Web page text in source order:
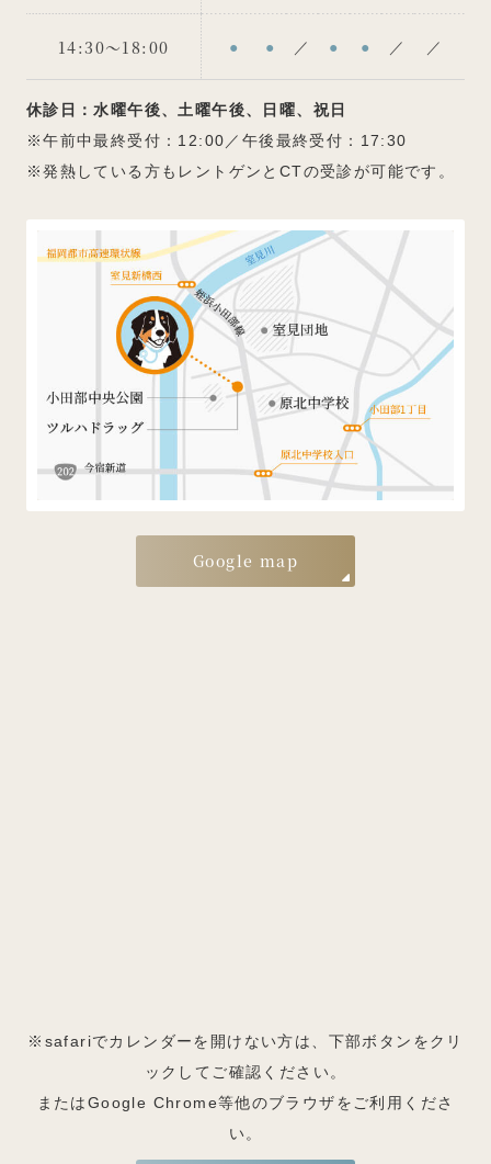
14:30～18:00 ● ● ／ ● ● ／ ／
休診日：水曜午後、土曜午後、日曜、祝日
※午前中最終受付：12:00／午後最終受付：17:30
※発熱している方もレントゲンとCTの受診が可能です。
Google map
※safariでカレンダーを開けない方は、下部ボタンをクリ
ックしてご確認ください。
またはGoogle Chrome等他のブラウザをご利用くださ
い。